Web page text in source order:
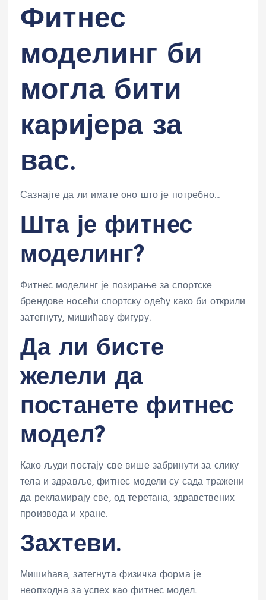
Фитнес
моделинг би
могла бити
каријера за
вас.
Сазнајте да ли имате оно што је потребно…
Шта је фитнес
моделинг?
Фитнес моделинг је позирање за спортске
брендове носећи спортску одећу како би открили
затегнуту, мишићаву фигуру.
Да ли бисте
желели да
постанете фитнес
модел?
Како људи постају све више забринути за слику
тела и здравље, фитнес модели су сада тражени
да рекламирају све, од теретана, здравствених
производа и хране.
Захтеви.
Мишићава, затегнута физичка форма је
неопходна за успех као фитнес модел.